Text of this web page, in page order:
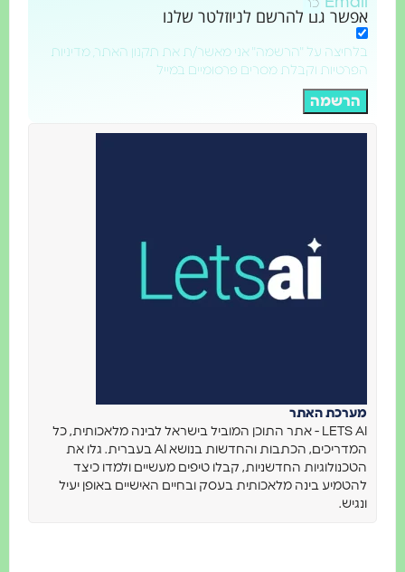
גם להרשם לניוזלטר שלנו
על "הרשמה" אני מאשר/ת את תקנון האתר, מדיניות
וקבלת מסרים פרסומיים במייל
הרשמה
האתר
LETS AI - אתר התוכן המוביל בישראל לבינה מלאכותית, כל
המדריכים, הכתבות והחדשות בנושא AI בעברית. גלו את
החדשניות, קבלו טיפים מעשיים ולמדו כיצד
בינה מלאכותית בעסק ובחיים האישיים באופן יעיל